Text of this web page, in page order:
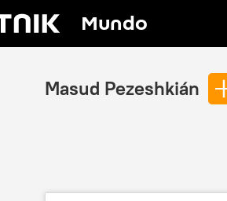
Mundo
Masud Pezeshkián